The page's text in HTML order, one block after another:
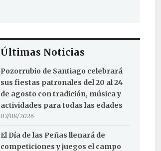
Últimas Noticias
Pozorrubio de Santiago celebrará
sus fiestas patronales del 20 al 24
de agosto con tradición, música y
actividades para todas las edades
07/08/2026
El Día de las Peñas llenará de
competiciones y juegos el campo